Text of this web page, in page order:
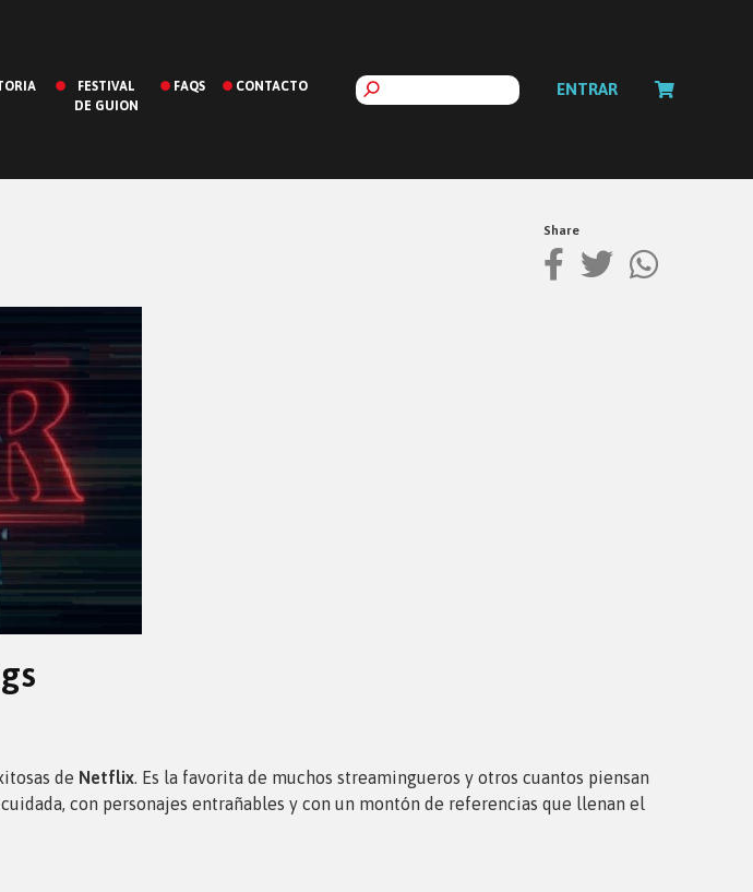
FESTIVAL
DE GUION
FAQS CONTACTO ENTRAR
Share
de Netflix. Es la favorita de muchos streamingueros y otros cuantos piensan
con personajes entrañables y con un montón de referencias que llenan el